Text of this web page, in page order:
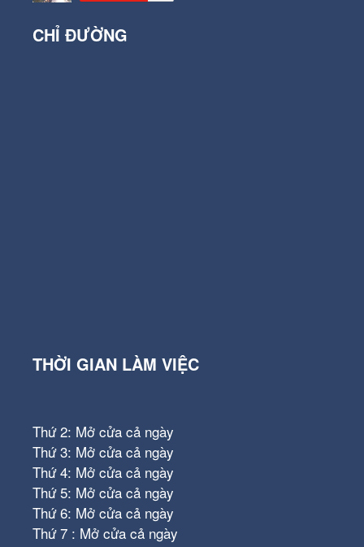
CHỈ ĐƯỜNG
THỜI GIAN LÀM VIỆC
Thứ 2: Mở cửa cả ngày
Thứ 3: Mở cửa cả ngày
Thứ 4: Mở cửa cả ngày
Thứ 5: Mở cửa cả ngày
Thứ 6: Mở cửa cả ngày
Thứ 7 : Mở cửa cả ngày